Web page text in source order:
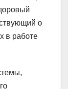
о
в работе